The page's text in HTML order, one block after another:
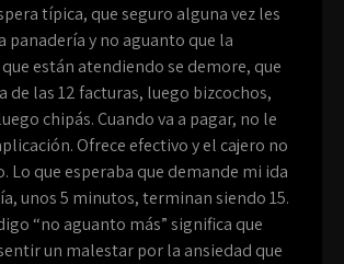
típica, que seguro alguna vez les
panadería y no aguanto que la
están atendiendo se demore, que
de las 12 facturas, luego bizcochos,
chipás. Cuando va a pagar, no le
Ofrece efectivo y el cajero no
Lo que esperaba que demande mi ida
unos 5 minutos, terminan siendo 15.
“no aguanto más” significa que
un malestar por la ansiedad que